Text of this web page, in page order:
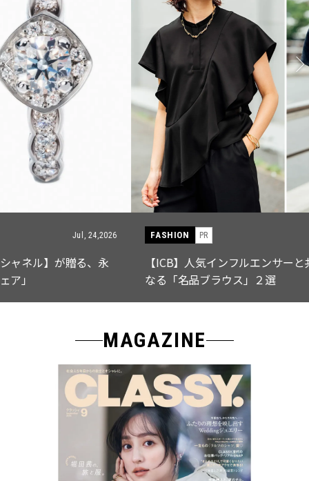
PR
【ICB】人気インフルエンサーと共同制作! 週5で着たく
なる「名品ブラウス」２選
MAGAZINE